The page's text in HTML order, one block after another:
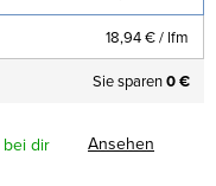
18,94 €/ lfm
Sie sparen0 €
Ansehen